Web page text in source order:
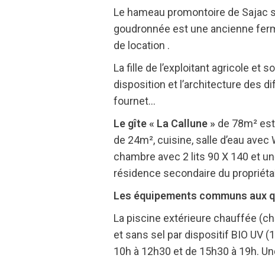
Le hameau promontoire de Sajac
goudronnée est une ancienne
de location .
La fille de l’exploitant agricole et
disposition et l’architecture des
fournet…
Le gîte « La Callune » de 78m²
de 24m², cuisine, salle d’eau
chambre avec 2 lits 90 X 140 et
résidence secondaire du
Les équipements communs aux
La piscine extérieure chauffée
et sans sel par dispositif BIO UV
10h à 12h30 et de 15h30 à 19h.